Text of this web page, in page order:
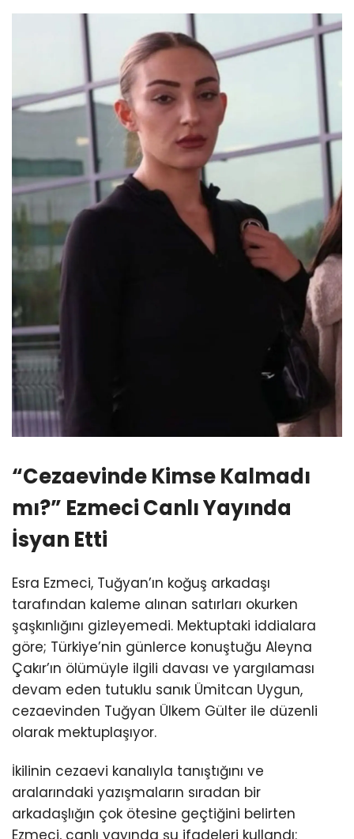
“Cezaevinde Kimse Kalmadı
mı?” Ezmeci Canlı Yayında
İsyan Etti
Esra Ezmeci, Tuğyan’ın koğuş arkadaşı
tarafından kaleme alınan satırları okurken
şaşkınlığını gizleyemedi. Mektuptaki iddialara
göre; Türkiye’nin günlerce konuştuğu Aleyna
Çakır’ın ölümüyle ilgili davası ve yargılaması
devam eden tutuklu sanık Ümitcan Uygun,
cezaevinden Tuğyan Ülkem Gülter ile düzenli
olarak mektuplaşıyor.
İkilinin cezaevi kanalıyla tanıştığını ve
aralarındaki yazışmaların sıradan bir
arkadaşlığın çok ötesine geçtiğini belirten
Ezmeci, canlı yayında şu ifadeleri kullandı: